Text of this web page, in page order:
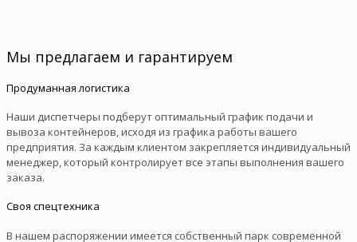
Мы предлагаем и гарантируем
Продуманная логистика
Наши диспетчеры подберут оптимальный график подачи и
вывоза контейнеров, исходя из графика работы вашего
предприятия. За каждым клиентом закрепляется индивидуальный
менеджер, который контролирует все этапы выполнения вашего
заказа.
Своя спецтехника
В нашем распоряжении имеется собственный парк современной